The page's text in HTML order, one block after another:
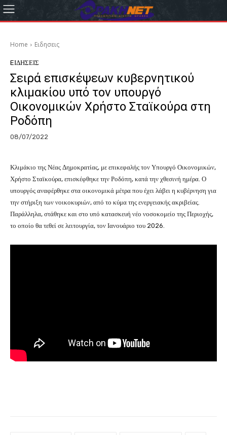
Home Eιδησεις
EΙΔΗΣΕΙΣ
Σειρά επισκέψεων κυβερνητικού
κλιμακίου υπό τον υπουργό
Οικονομικών Χρήστο Σταϊκούρα στη
Ροδόπη
08/07/2022
Κλιμάκιο της Νέας Δημοκρατίας, με επικεφαλής τον Υπουργό Οικονομικών,
Χρήστο Σταϊκούρα, επισκέφθηκε την Ροδόπη, κατά την χθεσινή ημέρα. Ο
υπουργός αναφέρθηκε στα οικονομικά μέτρα που έχει λάβει η κυβέρνηση για
την στήριξη των νοικοκυριών, από το κύμα της ενεργειακής ακριβείας.
Παράλληλα, στάθηκε και στο υπό κατασκευή νέο νοσοκομείο της Περιοχής,
το οποίο θα τεθεί σε λειτουργία, τον Ιανουάριο του 2026.